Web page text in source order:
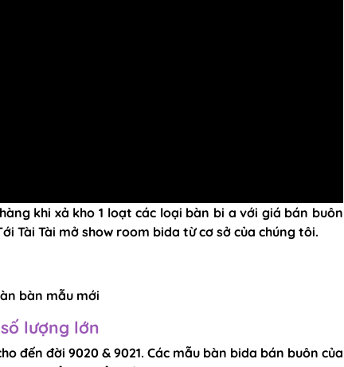
khi xả kho 1 loạt các loại bàn bi a với giá bán buôn
Tài Tài mở show room bida từ cơ sở của chúng tôi.
bàn mẫu mới
lượng lớn
đến đời 9020 & 9021. Các mẫu bàn bida bán buôn của